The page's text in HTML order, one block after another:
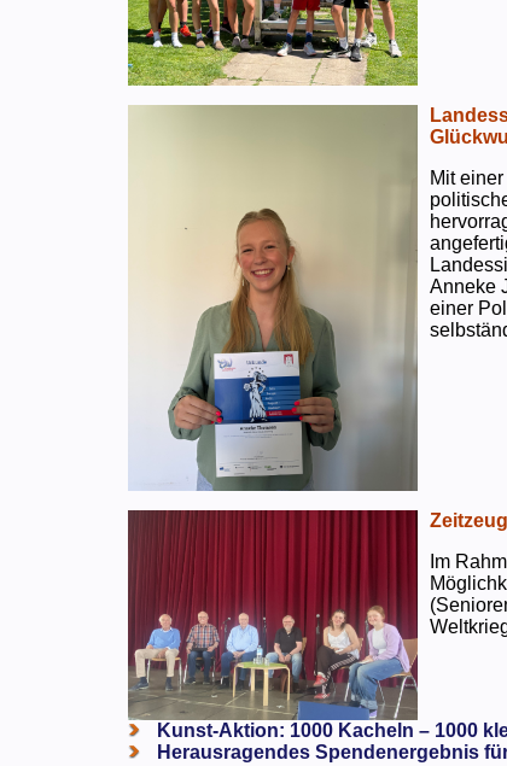
Mit
Anneke
einer
Im
Kunst-Aktion: 1000 Kacheln – 1000
Herausragendes Spendenergebnis